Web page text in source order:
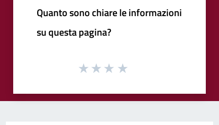
Quanto sono chiare le informazioni
su questa pagina?